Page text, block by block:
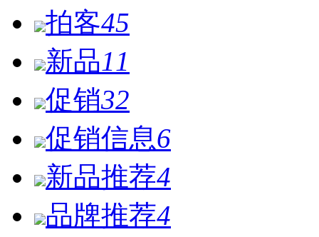
拍客45
新品11
促销32
促销信息6
新品推荐4
品牌推荐4